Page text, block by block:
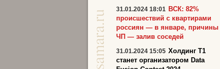
31.01.2024 18:01 ВСК: 82%
происшествий с квартирами
россиян — в январе, причины
ЧП — залив соседей
31.01.2024 15:05 Холдинг Т1
станет организатором Data